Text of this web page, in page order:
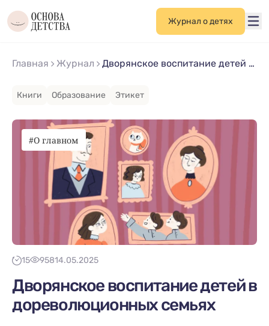
Журнал о детях
Главная Журнал Дворянское воспитание детей в дореволюционных семьях
Книги Образование Этикет
#О главном
15 95814.05.2025
Дворянское воспитание детей в
дореволюционных семьях